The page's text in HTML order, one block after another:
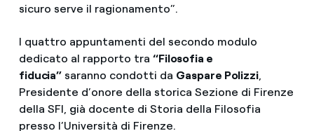
sicuro serve il ragionamento”.
I quattro appuntamenti del secondo modulo
dedicato al rapporto tra “Filosofia e
fiducia” saranno condotti da Gaspare Polizzi,
Presidente d’onore della storica Sezione di Firenze
della SFI, già docente di Storia della Filosofia
presso l’Università di Firenze.